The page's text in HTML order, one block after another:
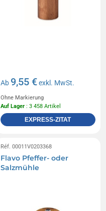
Ab 9,55 €exkl. MwSt.
Ohne Markierung
Auf Lager : 3 458 Artikel
EXPRESS-ZITAT
Réf. 00011V0203368
Flavo Pfeffer- oder
Salzmühle